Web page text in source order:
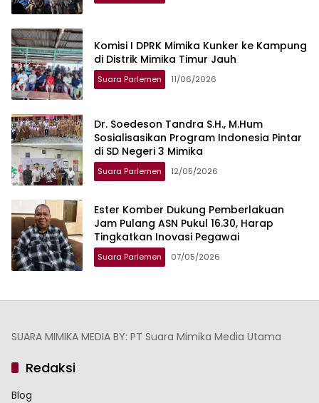
Komisi I DPRK Mimika Kunker ke Kampung
di Distrik Mimika Timur Jauh
Suara Parlemen 11/06/2026
Dr. Soedeson Tandra S.H., M.Hum
Sosialisasikan Program Indonesia Pintar
di SD Negeri 3 Mimika
Suara Parlemen 12/05/2026
Ester Komber Dukung Pemberlakuan
Jam Pulang ASN Pukul 16.30, Harap
Tingkatkan Inovasi Pegawai
Suara Parlemen 07/05/2026
SUARA MIMIKA MEDIA BY: PT Suara Mimika Media Utama
Redaksi
Blog